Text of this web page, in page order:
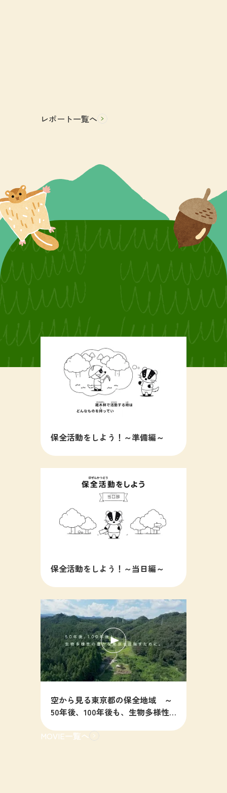
レポート一覧へ
保全活動をしよう！～準備編～
保全活動をしよう！～当日編～
空から見る東京都の保全地域 ～
50年後、100年後も、生物多様性
MOVIE一覧へ